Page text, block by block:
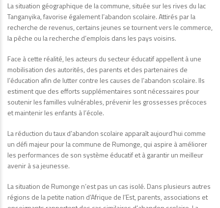
La situation géographique de la commune, située sur les rives du lac
Tanganyika, favorise également l’abandon scolaire. Attirés par la
recherche de revenus, certains jeunes se tournent vers le commerce,
la pêche ou la recherche d’emplois dans les pays voisins.
Face à cette réalité, les acteurs du secteur éducatif appellent à une
mobilisation des autorités, des parents et des partenaires de
l’éducation afin de lutter contre les causes de l’abandon scolaire. Ils
estiment que des efforts supplémentaires sont nécessaires pour
soutenir les familles vulnérables, prévenir les grossesses précoces
et maintenir les enfants à l’école.
La réduction du taux d’abandon scolaire apparaît aujourd’hui comme
un défi majeur pour la commune de Rumonge, qui aspire à améliorer
les performances de son système éducatif et à garantir un meilleur
avenir à sa jeunesse.
La situation de Rumonge n’est pas un cas isolé. Dans plusieurs autres
régions de la petite nation d’Afrique de l’Est, parents, associations et